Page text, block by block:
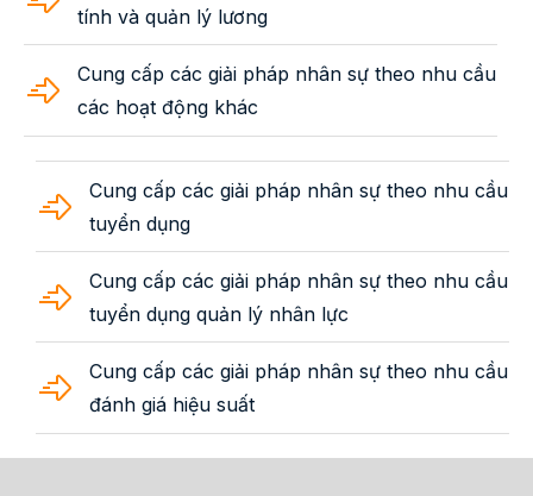
tính và quản lý lương
Cung cấp các giải pháp nhân sự theo nhu cầu
các hoạt động khác
Cung cấp các giải pháp nhân sự theo nhu cầu
tuyển dụng
Cung cấp các giải pháp nhân sự theo nhu cầu
tuyển dụng quản lý nhân lực
Cung cấp các giải pháp nhân sự theo nhu cầu
đánh giá hiệu suất